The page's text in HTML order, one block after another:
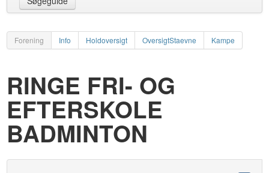
Forening Info Holdoversigt OversigtStaevne Kampe
RINGE FRI- OG
EFTERSKOLE
BADMINTON